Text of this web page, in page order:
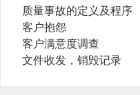
质量事故的定义及程序
客户抱怨
客户满意度调查
文件收发，销毁记录